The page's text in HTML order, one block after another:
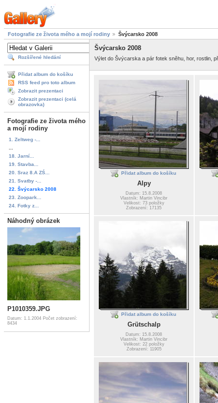
Fotografie ze života mého a mojí rodiny Švýcarsko 2008
Rozšířené hledání
Přidat album do košíku
RSS feed pro toto album
Zobrazit prezentaci
Zobrazit prezentaci (celá
obrazovka)
Fotografie ze života mého
a mojí rodiny
1. Zeltweg -...
18. Jarní...
19. Stavba...
20. Sraz 8.A ZŚ...
21. Svatby -...
22. Švýcarsko 2008
23. Zoopark...
24. Fotky z...
Náhodný obrázek
P1010359.JPG
Datum: 1.1.2004 Počet zobrazení:
8434
Švýcarsko 2008
Výlet do Švýcarska a pár fotek sněhu, hor, rostlin,
Přidat album do košíku
Alpy
Datum: 15.8.2008
Vlastník: Martin Vincibr
Velikost: 73 položky
Zobrazení: 17135
Přidat album do košíku
Grütschalp
Datum: 15.8.2008
Vlastník: Martin Vincibr
Velikost: 22 položky
Zobrazení: 11905